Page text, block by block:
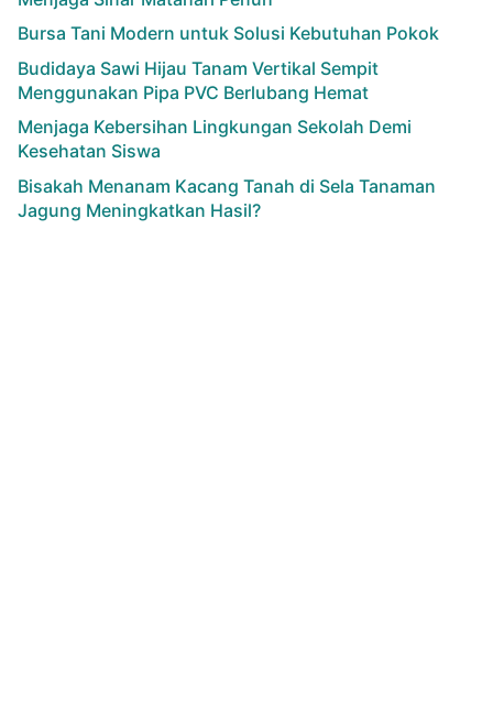
Bursa Tani Modern untuk Solusi Kebutuhan Pokok
Budidaya Sawi Hijau Tanam Vertikal Sempit
Menggunakan Pipa PVC Berlubang Hemat
Menjaga Kebersihan Lingkungan Sekolah Demi
Kesehatan Siswa
Bisakah Menanam Kacang Tanah di Sela Tanaman
Jagung Meningkatkan Hasil?